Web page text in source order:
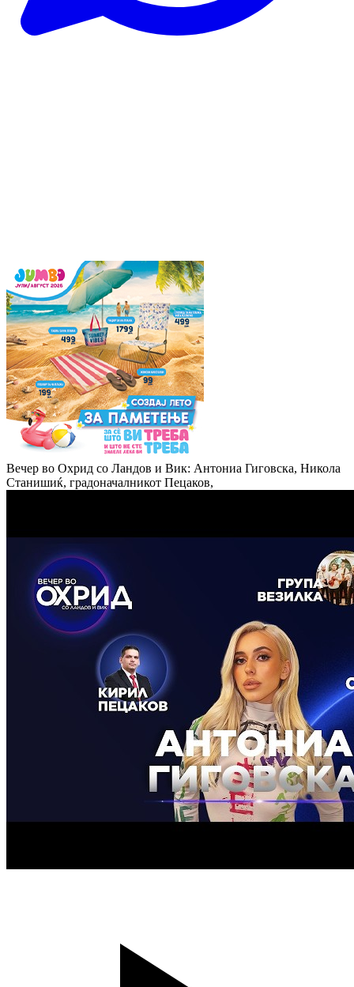
Вечер во Охрид со Ландов и Вик: Антониа Гиговска, Никола
Станишиќ, градоначалникот Пецаков,